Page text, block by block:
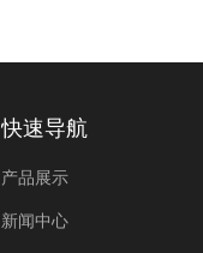
快速导航
产品展示
新闻中心